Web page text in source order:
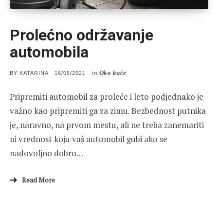
Prolećno održavanje
automobila
BY KATARINA
POSTED
16/05/2021 in Oko kuće
Pripremiti automobil za proleće i leto podjednako je
važno kao pripremiti ga za zimu. Bezbednost putnika
je, naravno, na prvom mestu, ali ne treba zanemariti
ni vrednost koju vaš automobil gubi ako se
nadovoljno dobro…
Read More